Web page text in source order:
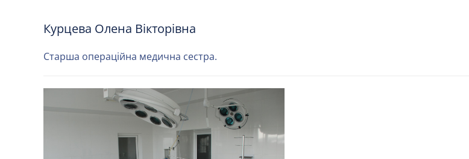
Курцева Олена Вікторівна
Старша операційна медична сестра.